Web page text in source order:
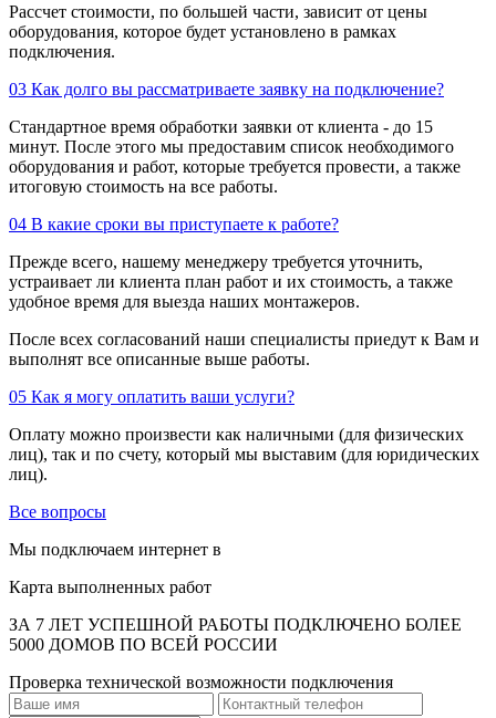
Рассчет стоимости, по большей части, зависит от цены
оборудования, которое будет установлено в рамках
подключения.
03 Как долго вы рассматриваете заявку на подключение?
Стандартное время обработки заявки от клиента - до 15
минут. После этого мы предоставим список необходимого
оборудования и работ, которые требуется провести, а также
итоговую стоимость на все работы.
04 В какие сроки вы приступаете к работе?
Прежде всего, нашему менеджеру требуется уточнить,
устраивает ли клиента план работ и их стоимость, а также
удобное время для выезда наших монтажеров.
После всех согласований наши специалисты приедут к Вам и
выполнят все описанные выше работы.
05 Как я могу оплатить ваши услуги?
Оплату можно произвести как наличными (для физических
лиц), так и по счету, который мы выставим (для юридических
лиц).
Все вопросы
Мы подключаем интернет в
Карта выполненных работ
ЗА 7 ЛЕТ УСПЕШНОЙ РАБОТЫ ПОДКЛЮЧЕНО БОЛЕЕ
5000 ДОМОВ ПО ВСЕЙ РОССИИ
Проверка технической возможности подключения